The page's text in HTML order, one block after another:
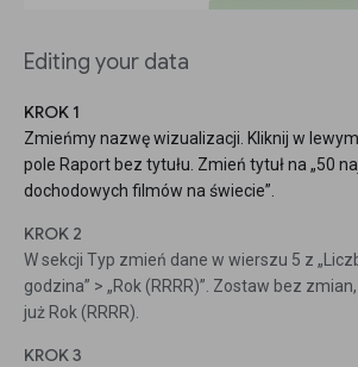
Editing your data
KROK 1
Zmieńmy nazwę wizualizacji. Kliknij w
pole Raport bez tytułu. Zmień tytuł na „50
dochodowych filmów na świecie”.
KROK 2
W sekcji Typ zmień dane w wierszu 5 z
godzina” > „Rok (RRRR)”. Zostaw bez
już Rok (RRRR).
KROK 3